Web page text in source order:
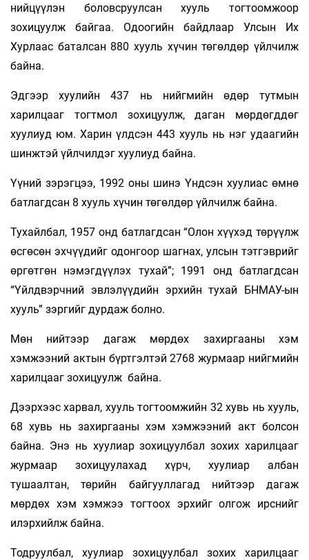
нийцүүлэн боловсруулсан хууль тогтоомжоор
зохицуулж байгаа. Одоогийн байдлаар Улсын Их
Хурлаас баталсан 880 хууль хүчин төгөлдөр үйлчилж
байна.
Эдгээр хуулийн 437 нь нийгмийн өдөр тутмын
харилцааг тогтмол зохицуулж, даган мөрдөгддөг
хуулиуд юм. Харин үлдсэн 443 хууль нь нэг удаагийн
шинжтэй үйлчилдэг хуулиуд байна.
Үүний зэрэгцээ, 1992 оны шинэ Үндсэн хуулиас өмнө
батлагдсан 8 хууль хүчин төгөлдөр үйлчилж байна.
Тухайлбал, 1957 онд батлагдсан “Олон хүүхэд төрүүлж
өсгөсөн эхчүүдийг одонгоор шагнах, улсын тэтгэврийг
өргөтгөн нэмэгдүүлэх тухай”; 1991 онд батлагдсан
“Үйлдвэрчний эвлэлүүдийн эрхийн тухай БНМАУ-ын
хууль” зэргийг дурдаж болно.
Мөн нийтээр дагаж мөрдөх захиргааны хэм
хэмжээний актын бүртгэлтэй 2768 журмаар нийгмийн
харилцааг зохицуулж байна.
Дээрхээс харвал, хууль тогтоомжийн 32 хувь нь хууль,
68 хувь нь захиргааны хэм хэмжээний акт болсон
байна. Энэ нь хуулиар зохицуулбал зохих харилцааг
журмаар зохицуулахад хүрч, хуулиар албан
тушаалтан, төрийн байгууллагад нийтээр дагаж
мөрдөх хэм хэмжээ тогтоох эрхийг олгож ирснийг
илэрхийлж байна.
Тодруулбал, хуулиар зохицуулбал зохих харилцааг